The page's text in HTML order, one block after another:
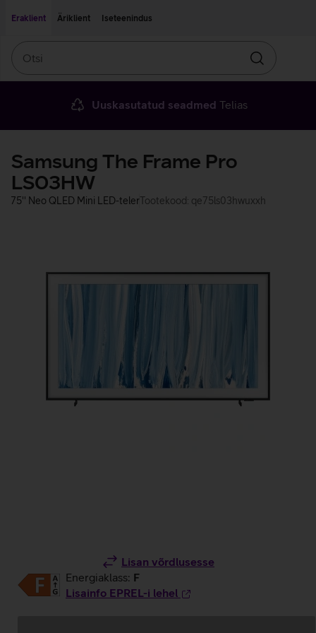
Eraklient
Äriklient Iseteenindus
Otsin
Uuskasutatud seadmed Telias
Samsung The Frame Pro
LS03HW
75'' Neo QLED Mini LED-telerTootekood: qe75ls03hwuxxh
Lisan võrdlusesse
Energiaklass: F
Lisainfo EPREL-i lehel